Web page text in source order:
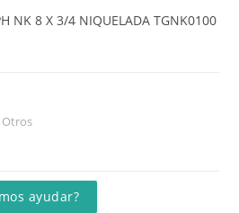
NK 8 X 3/4 NIQUELADA TGNK0100
Otros
ayudar?